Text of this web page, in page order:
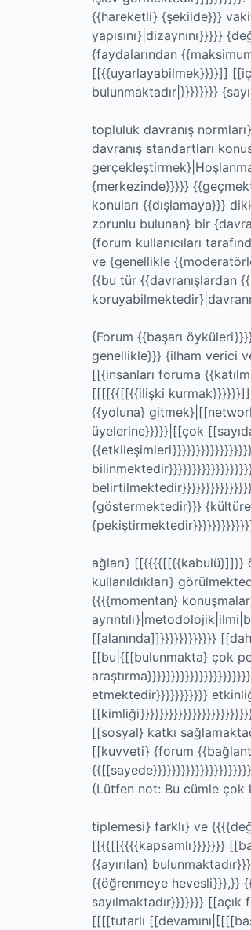
{{hareketli} {şekilde}}}
yapısını}|dizaynını}}}}}
{faydalarından
[[{{uyarlayabilmek}}}}]]
bulunmaktadır|}}}}}}}}
topluluk davranış
davranış standartları
{merkezinde}}}}}
konuları {{dışlamaya}}}
zorunlu bulunan} bir
{forum kullanıcıları
ve {genellikle
{{bu tür {{davranışlardan
{Forum {{başarı
genellikle}}} {ilham verici
[[{insanları foruma
[[[[{{[[{{ilişki
{{yoluna}
üyelerine}}}}}|[[çok
{göstermektedir}}}
ağları}
kullanıldıkları}
{{{{momentan}
[[alanında]]}}}}}}}}}}}}
[[bu|{[[bulunmakta} çok
etmektedir}}}}}}}}}}}
[[sosyal} katkı
[[kuvveti} {forum
(Lütfen not: Bu cümle çok
tiplemesi} farklı} ve
[[{{[[{{{{kapsamlı}}}}}}}
{{ayırılan}
{{öğrenmeye hevesli}}},}}
sayılmaktadır}}}}}}} [[açık
[[[[tutarlı